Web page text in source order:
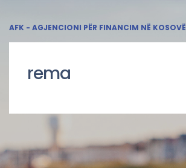
AFK - AGJENCIONI PËR FINANCIM NË KOSOVË
rema